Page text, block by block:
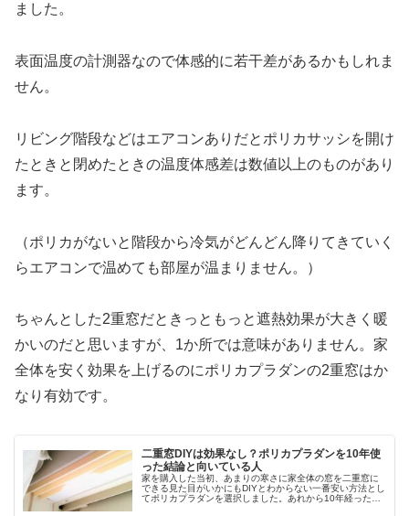
ました。
表面温度の計測器なので体感的に若干差があるかもしれま
せん。
リビング階段などはエアコンありだとポリカサッシを開け
たときと閉めたときの温度体感差は数値以上のものがあり
ます。
（ポリカがないと階段から冷気がどんどん降りてきていく
らエアコンで温めても部屋が温まりません。）
ちゃんとした2重窓だときっともっと遮熱効果が大きく暖
かいのだと思いますが、1か所では意味がありません。家
全体を安く効果を上げるのにポリカプラダンの2重窓はか
なり有効です。
二重窓DIYは効果なし？ポリカプラダンを10年使
った結論と向いている人
家を購入した当初、あまりの寒さに家全体の窓を二重窓に
できる見た目がいかにもDIYとわからない一番安い方法とし
てポリカプラダンを選択しました。あれから10年経った感